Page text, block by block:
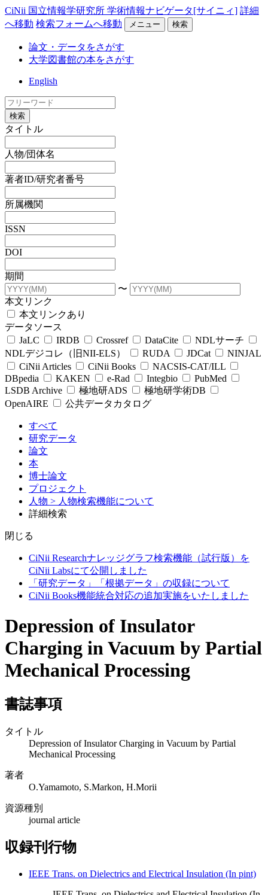
CiNii 国立情報学研究所 学術情報ナビゲータ[サイニィ] 詳細
へ移動 検索フォームへ移動 メニュー 検索
論文・データをさがす
大学図書館の本をさがす
English
検索
タイトル
人物/団体名
著者ID/研究者番号
所属機関
ISSN
DOI
期間
〜
本文リンク
本文リンクあり
データソース
JaLC
IRDB Crossref DataCite
NDLサーチ
NDLデジコレ（旧NII-ELS）
RUDA JDCat
NINJAL
CiNii Articles
CiNii Books
NACSIS-CAT/ILL
DBpedia
KAKEN e-Rad Integbio
PubMed
LSDB Archive
極地研ADS
極地研学術DB
OpenAIRE
公共データカタログ
すべて
研究データ
論文
本
博士論文
プロジェクト
人物 > 人物検索機能について
詳細検索
閉じる
CiNii Researchナレッジグラフ検索機能（試行版）を
CiNii Labsにて公開しました
「研究データ」「根拠データ」の収録について
CiNii Books機能統合対応の追加実施をいたしました
Depression of Insulator
Charging in Vacuum by Partial
Mechanical Processing
書誌事項
タイトル
Depression of Insulator Charging in Vacuum by Partial
Mechanical Processing
著者
O.Yamamoto, S.Markon, H.Morii
資源種別
journal article
収録刊行物
IEEE Trans. on Dielectrics and Electrical Insulation (In pint)